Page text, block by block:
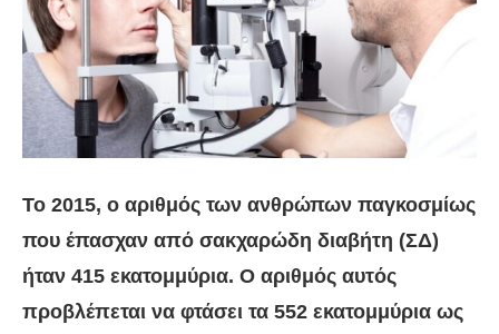
Το 2015, ο αριθμός των ανθρώπων παγκοσμίως
που έπασχαν από σακχαρώδη διαβήτη (ΣΔ)
ήταν 415 εκατομμύρια. Ο αριθμός αυτός
προβλέπεται να φτάσει τα 552 εκατομμύρια ως